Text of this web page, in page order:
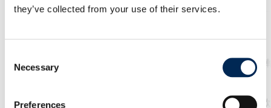
they’ve collected from your use of their services.
Selection
Necessary
Preferences
我々は、信頼性が高い海上貨
トラック
西欧、中欧、東